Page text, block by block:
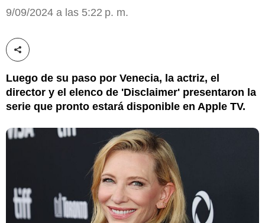
9/09/2024 a las 5:22 p. m.
Compartir esta noticia
Luego de su paso por Venecia, la actriz, el
director y el elenco de 'Disclaimer' presentaron la
serie que pronto estará disponible en Apple TV.